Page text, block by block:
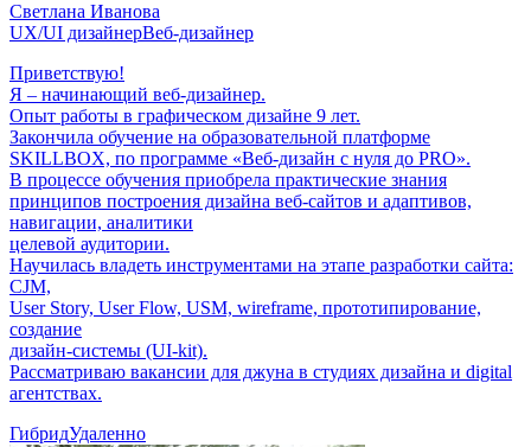
Светлана Иванова
UX/UI дизайнерВеб-дизайнер
Приветствую!
Я – начинающий веб-дизайнер.
Опыт работы в графическом дизайне 9 лет.
Закончила обучение на образовательной платформе
SKILLBOX, по программе «Веб-дизайн с нуля до PRO».
В процессе обучения приобрела практические знания
принципов построения дизайна веб-сайтов и адаптивов,
навигации, аналитики
целевой аудитории.
Научилась владеть инструментами на этапе разработки сайта:
CJM,
User Story, User Flow, USM, wireframe, прототипирование,
создание
дизайн-системы (UI-kit).
Рассматриваю вакансии для джуна в студиях дизайна и digital
агентствах.
ГибридУдаленно